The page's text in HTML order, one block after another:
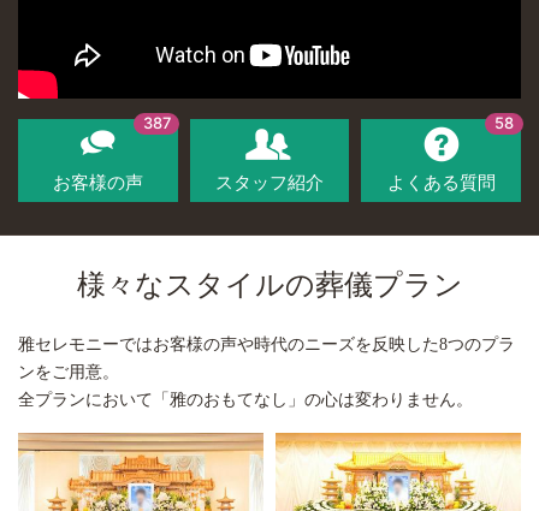
お客様の声
387
スタッフ紹介 よくある質問
58
様々なスタイルの葬儀プラン
雅セレモニーではお客様の声や時代のニーズを反映した8つのプラ
ンをご用意。
全プランにおいて「雅のおもてなし」の心は変わりません。